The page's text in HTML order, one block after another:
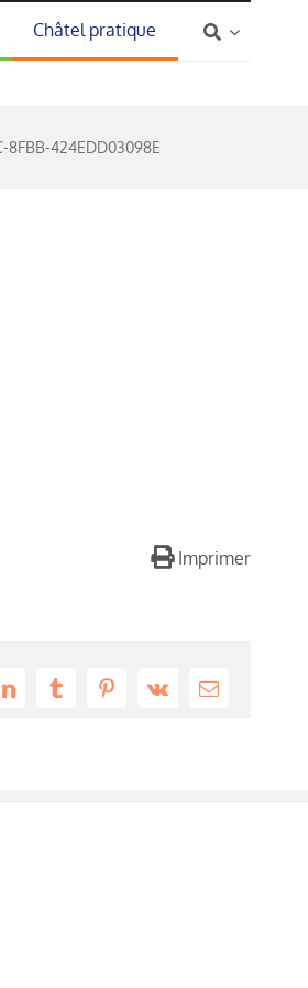
Châtel pratique
8FBB-424EDD03098E
Imprimer
LinkedInTumblrPinterest
Vk Email